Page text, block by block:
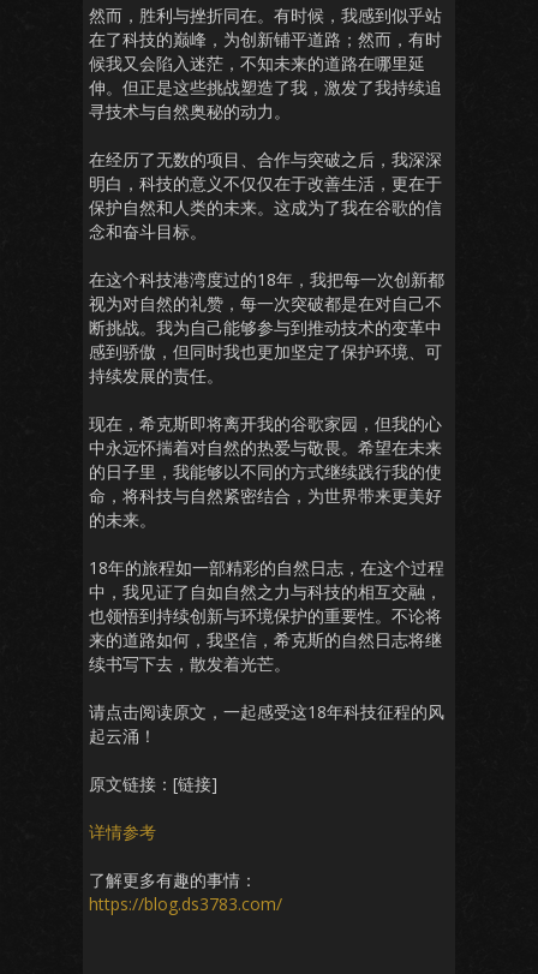
然而，胜利与挫折同在。有时候，我感到似乎站
在了科技的巅峰，为创新铺平道路；然而，有时
候我又会陷入迷茫，不知未来的道路在哪里延
伸。但正是这些挑战塑造了我，激发了我持续追
寻技术与自然奥秘的动力。
在经历了无数的项目、合作与突破之后，我深深
明白，科技的意义不仅仅在于改善生活，更在于
保护自然和人类的未来。这成为了我在谷歌的信
念和奋斗目标。
在这个科技港湾度过的18年，我把每一次创新都
视为对自然的礼赞，每一次突破都是在对自己不
断挑战。我为自己能够参与到推动技术的变革中
感到骄傲，但同时我也更加坚定了保护环境、可
持续发展的责任。
现在，希克斯即将离开我的谷歌家园，但我的心
中永远怀揣着对自然的热爱与敬畏。希望在未来
的日子里，我能够以不同的方式继续践行我的使
命，将科技与自然紧密结合，为世界带来更美好
的未来。
18年的旅程如一部精彩的自然日志，在这个过程
中，我见证了自如自然之力与科技的相互交融，
也领悟到持续创新与环境保护的重要性。不论将
来的道路如何，我坚信，希克斯的自然日志将继
续书写下去，散发着光芒。
请点击阅读原文，一起感受这18年科技征程的风
起云涌！
原文链接：[链接]
详情参考
了解更多有趣的事情：
https://blog.ds3783.com/